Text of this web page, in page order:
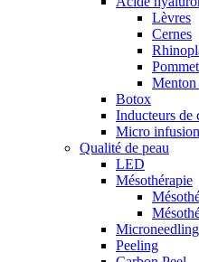
Lèvres
Cernes
Botox
Inducteurs de
Micro
Qualité de peau
LED
Mésothérapie
Microneedling
Peeling